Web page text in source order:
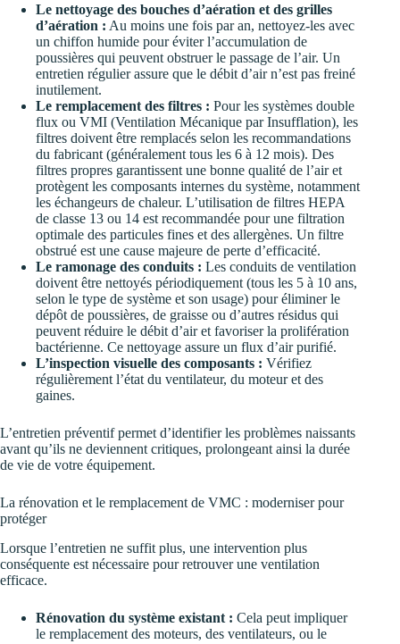
Le nettoyage des bouches d’aération et des grilles
d’aération : Au moins une fois par an, nettoyez-les avec
un chiffon humide pour éviter l’accumulation de
poussières qui peuvent obstruer le passage de l’air. Un
entretien régulier assure que le débit d’air n’est pas freiné
inutilement.
Le remplacement des filtres : Pour les systèmes double
flux ou VMI (Ventilation Mécanique par Insufflation), les
filtres doivent être remplacés selon les recommandations
du fabricant (généralement tous les 6 à 12 mois). Des
filtres propres garantissent une bonne qualité de l’air et
protègent les composants internes du système, notamment
les échangeurs de chaleur. L’utilisation de filtres HEPA
de classe 13 ou 14 est recommandée pour une filtration
optimale des particules fines et des allergènes. Un filtre
obstrué est une cause majeure de perte d’efficacité.
Le ramonage des conduits : Les conduits de ventilation
doivent être nettoyés périodiquement (tous les 5 à 10 ans,
selon le type de système et son usage) pour éliminer le
dépôt de poussières, de graisse ou d’autres résidus qui
peuvent réduire le débit d’air et favoriser la prolifération
bactérienne. Ce nettoyage assure un flux d’air purifié.
L’inspection visuelle des composants : Vérifiez
régulièrement l’état du ventilateur, du moteur et des
gaines.
L’entretien préventif permet d’identifier les problèmes naissants
avant qu’ils ne deviennent critiques, prolongeant ainsi la durée
de vie de votre équipement.
La rénovation et le remplacement de VMC : moderniser pour
protéger
Lorsque l’entretien ne suffit plus, une intervention plus
conséquente est nécessaire pour retrouver une ventilation
efficace.
Rénovation du système existant : Cela peut impliquer
le remplacement des moteurs, des ventilateurs, ou le